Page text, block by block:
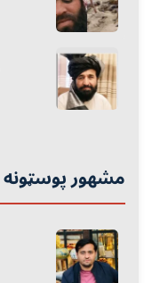
مشهور پوسټونه